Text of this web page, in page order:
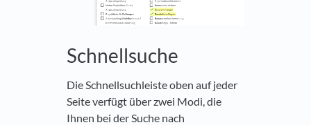
Schnellsuche
Die Schnellsuchleiste oben auf jeder
Seite verfügt über zwei Modi, die
Ihnen bei der Suche nach